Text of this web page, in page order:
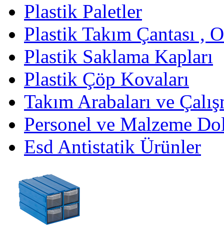
Plastik Paletler
Plastik Takım Çantası ,
Plastik Saklama Kapları
Plastik Çöp Kovaları
Takım Arabaları ve
Personel ve Malzeme
Esd Antistatik Ürünler